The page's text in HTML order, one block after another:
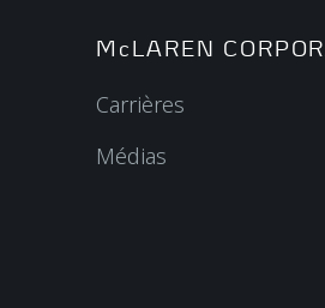
McLAREN
Carrières
Médias